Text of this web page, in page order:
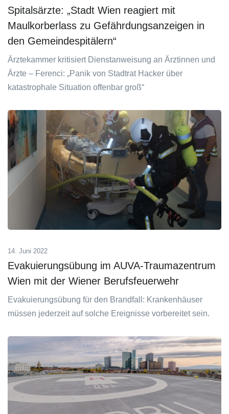
Spitalsärzte: „Stadt Wien reagiert mit
Maulkorberlass zu Gefährdungsanzeigen in
den Gemeindespitälern“
Ärztekammer kritisiert Dienstanweisung an Ärztinnen und
Ärzte – Ferenci: „Panik von Stadtrat Hacker über
katastrophale Situation offenbar groß“
14. Juni 2022
Evakuierungsübung im AUVA-Traumazentrum
Wien mit der Wiener Berufsfeuerwehr
Evakuierungsübung für den Brandfall: Krankenhäuser
müssen jederzeit auf solche Ereignisse vorbereitet sein.